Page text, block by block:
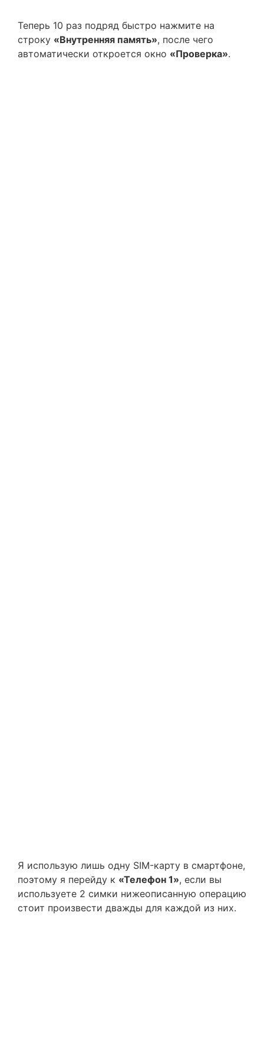
Теперь 10 раз подряд быстро нажмите на
строку «Внутренняя память», после чего
автоматически откроется окно «Проверка».
Я использую лишь одну SIM-карту в смартфоне,
поэтому я перейду к «Телефон 1», если вы
используете 2 симки нижеописанную операцию
стоит произвести дважды для каждой из них.